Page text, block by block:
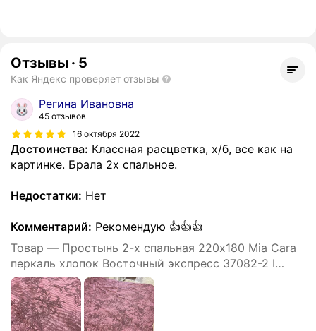
Отзывы · 5
Как Яндекс проверяет отзывы
Регина Ивановна
45 отзывов
16 октября 2022
Достоинства: Классная расцветка, х/б, все как на
картинке. Брала 2х спальное.
Недостатки: Нет
Комментарий: Рекомендую 👍👍👍
Товар — Простынь 2-х спальная 220х180 Mia Cara
перкаль хлопок Восточный экспресс 37082-2 I
простыня, простыни